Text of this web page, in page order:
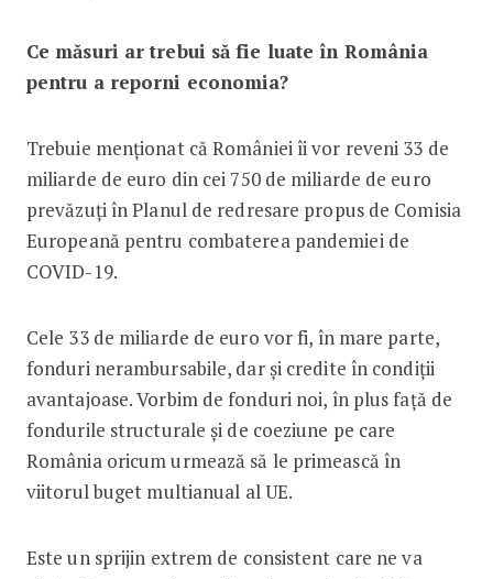
Ce măsuri ar trebui să fie luate în România
pentru a reporni economia?
Trebuie menționat că României îi vor reveni 33 de
miliarde de euro din cei 750 de miliarde de euro
prevăzuți în Planul de redresare propus de Comisia
Europeană pentru combaterea pandemiei de
COVID-19.
Cele 33 de miliarde de euro vor fi, în mare parte,
fonduri nerambursabile, dar și credite în condiții
avantajoase. Vorbim de fonduri noi, în plus față de
fondurile structurale și de coeziune pe care
România oricum urmează să le primească în
viitorul buget multianual al UE.
Este un sprijin extrem de consistent care ne va